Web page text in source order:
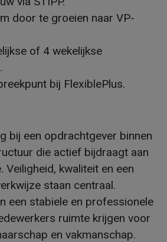
door te groeien naar VP-
of 4 wekelijkse
bij FlexiblePlus.
bij een opdrachtgever binnen
die actief bijdraagt aan
Veiligheid, kwaliteit en een
staan centraal.
een stabiele en professionele
ruimte krijgen voor
en vakmanschap.